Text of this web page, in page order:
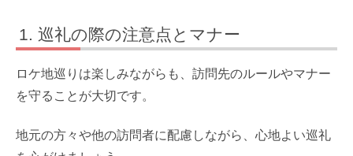
巡礼の際の注意点とマナー
ロケ地巡りは楽しみながらも、訪問先のルールやマナー
を守ることが大切です。
地元の方々や他の訪問者に配慮しながら、心地よい巡礼